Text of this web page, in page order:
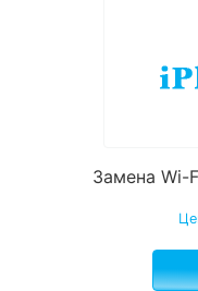
Замена Wi-